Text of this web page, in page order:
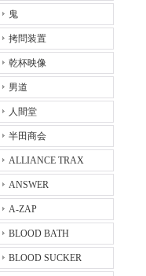
鬼
拷問装置
乾杯映像
男道
人間堂
半田商会
ALLIANCE TRAX
ANSWER
A-ZAP
BLOOD BATH
BLOOD SUCKER